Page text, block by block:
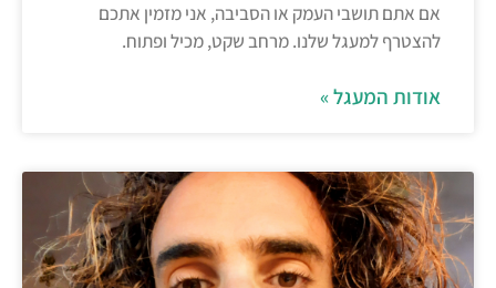
אם אתם תושבי העמק או הסביבה, אני מזמין אתכם
להצטרף למעגל שלנו. מרחב שקט, מכיל ופתוח.
אודות המעגל »